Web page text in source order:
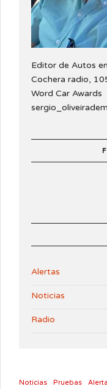
Editor de Autos
Cochera radio,
Word Car Awards
Alertas
Noticias
Radio
Noticias Pruebas